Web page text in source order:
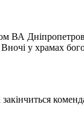
ВА
у храмах